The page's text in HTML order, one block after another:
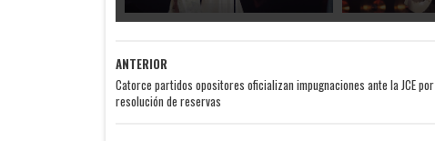
ANTERIOR
Catorce partidos opositores oficializan impugnaciones ante la JCE por
resolución de reservas